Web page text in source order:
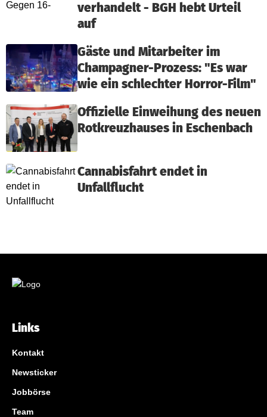
verhandelt - BGH hebt Urteil
auf
Gäste und Mitarbeiter im
Champagner-Prozess: "Es war
wie ein schlechter Horror-Film"
Offizielle Einweihung des neuen
Rotkreuzhauses in Eschenbach
Cannabisfahrt endet in
Unfallflucht
Links
Kontakt
Newsticker
Jobbörse
Team